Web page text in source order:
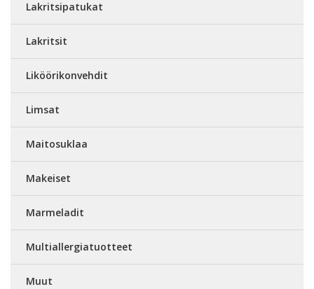
Lakritsipatukat
Lakritsit
Liköörikonvehdit
Limsat
Maitosuklaa
Makeiset
Marmeladit
Multiallergiatuotteet
Muut